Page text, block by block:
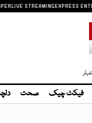
LIVE STREAMINGEXPRESS
فیکٹ چیک صحت